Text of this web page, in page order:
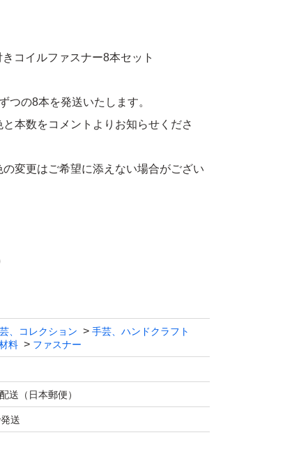
コイルファスナー8本セット
つの8本を発送いたします。
本数をコメントよりお知らせくださ
変更はご希望に添えない場合がござい
も使い勝手の良いファスナーです。
です。
、コレクション
手芸、ハンドクラフト
料
ファスナー
送（日本郵便）
送